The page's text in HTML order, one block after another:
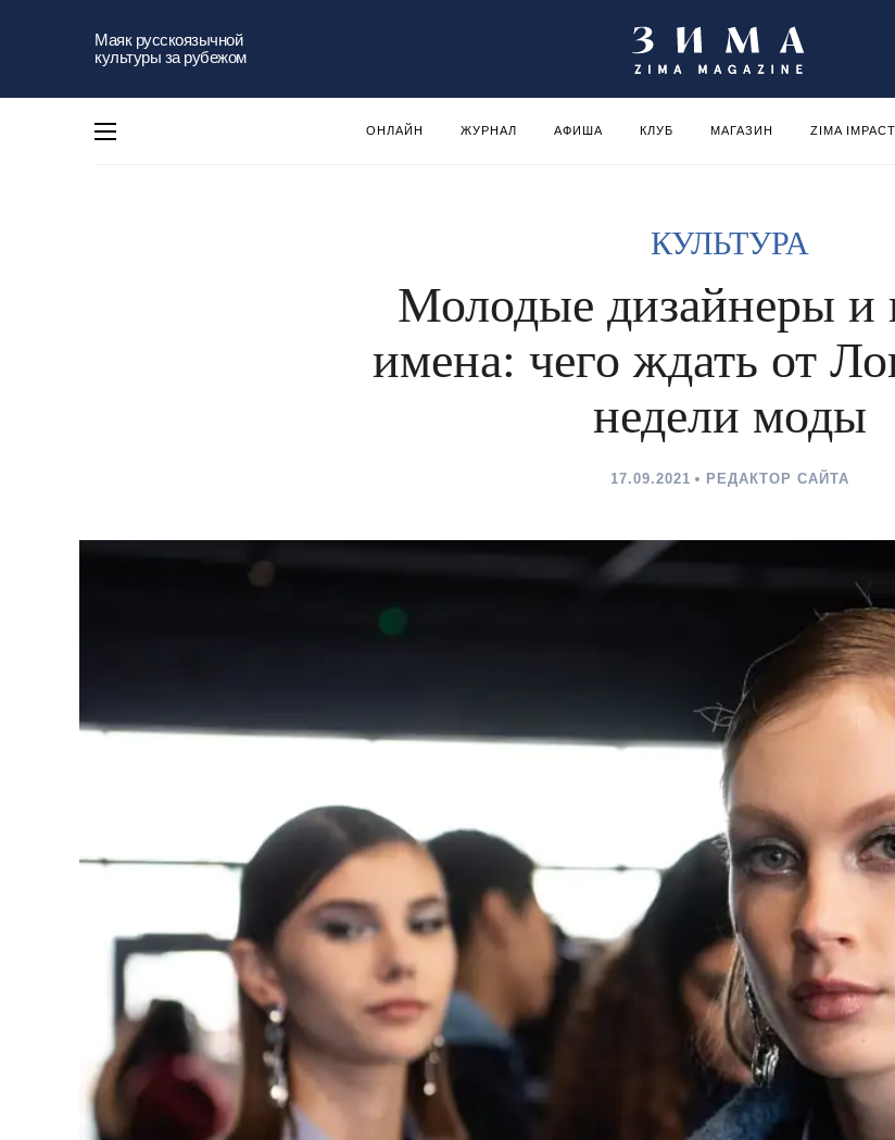
Маяк русскоязычной
культуры за рубежом
ОНЛАЙН ЖУРНАЛ АФИША КЛУБ МАГАЗИН ZIMA IMPACT
КУЛЬТУРА
Молодые дизайнеры и
имена: чего ждать от
недели моды
17.09.2021 РЕДАКТОР САЙТА